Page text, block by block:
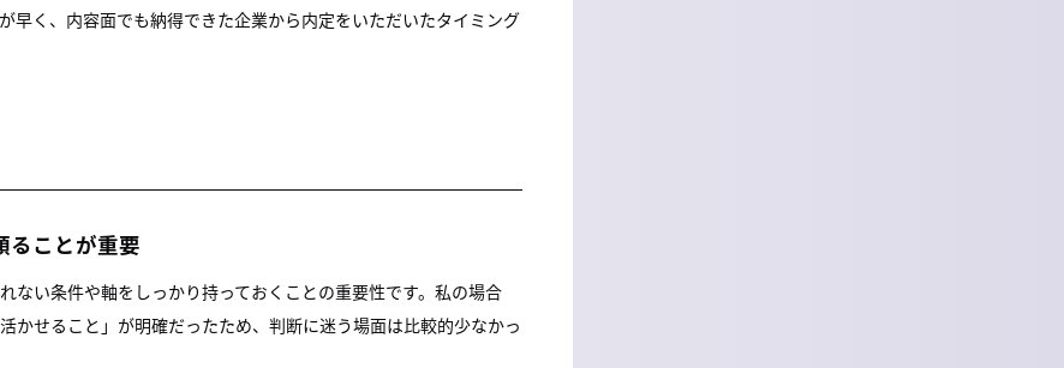
早く、内容面でも納得できた企業から内定をいただいたタイミング
ることが重要
ない条件や軸をしっかり持っておくことの重要性です。私の場合
かせること」が明確だったため、判断に迷う場面は比較的少なかっ